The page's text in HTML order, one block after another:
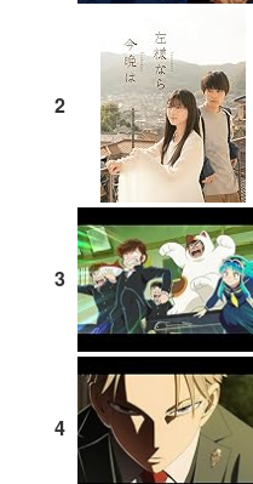
2
3
4